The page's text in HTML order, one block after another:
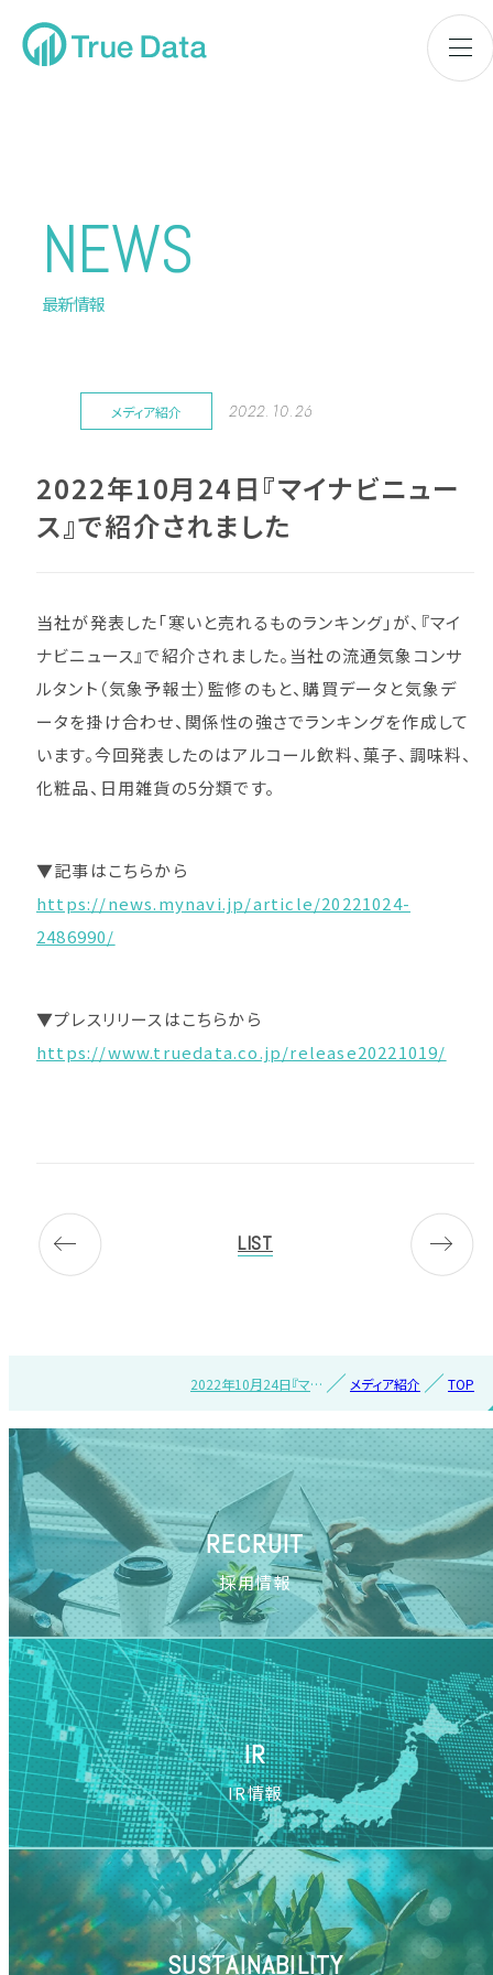
NEWS
最新情報
メディア紹介 2022.10.26
2022年10月24日『マイナビニュー
ス』で紹介されました
当社が発表した「寒いと売れるものランキング」が、『マイ
ナビニュース』で紹介されました。当社の流通気象コンサ
ルタント（気象予報士）監修のもと、購買データと気象デ
ータを掛け合わせ、関係性の強さでランキングを作成して
います。今回発表したのはアルコール飲料、菓子、調味料、
化粧品、日用雑貨の5分類です。
▼記事はこちらから
https://news.mynavi.jp/article/20221024-
2486990/
▼プレスリリースはこちらから
https://www.truedata.co.jp/release20221019/
LIST
TOP
メディア紹介
2022年10月24日『マイ
RECRUIT
採用情報
IR
IR情報
SUSTAINABILITY